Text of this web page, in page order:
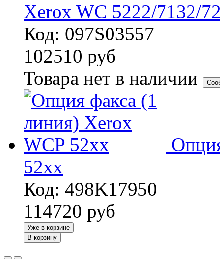
Xerox WC 5222/7132/
Код: 097S03557
102510 руб
Товара нет в наличии
52xx
Код: 498K17950
114720 руб
Уже в корзине
В корзину